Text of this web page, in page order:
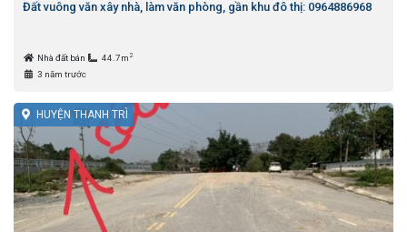
Đất vuông văn xây nhà, làm văn phòng, gần khu đô thị: 0964886968
Nhà đất bán 44.7m 2
3 năm trước
HUYỆN THANH TRÌ